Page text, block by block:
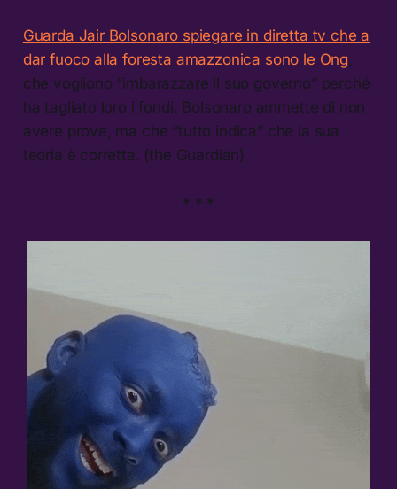
Guarda Jair Bolsonaro spiegare in diretta tv che a
dar fuoco alla foresta amazzonica sono le Ong,
che vogliono “imbarazzare il suo governo” perché
ha tagliato loro i fondi. Bolsonaro ammette di non
avere prove, ma che “tutto indica” che la sua
teoria è corretta. (the Guardian)
* * *